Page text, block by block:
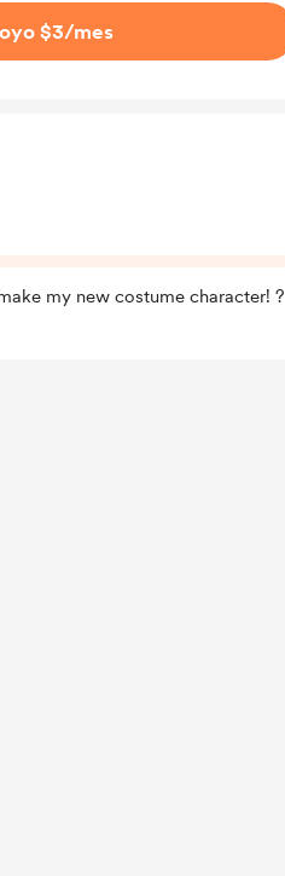
$3/mes
my new costume character! ?